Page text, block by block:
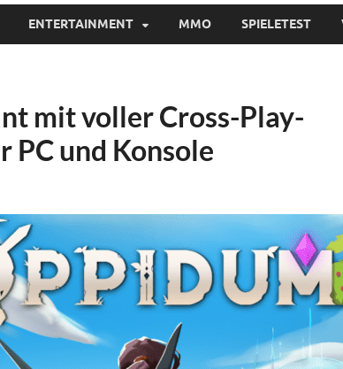
ENTERTAINMENT MMO SPIELETEST
mit voller Cross-Play-
und Konsole